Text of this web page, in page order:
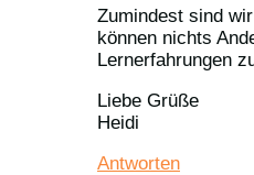
Zumindest sind
können nichts
Lernerfahrungen
Liebe Grüße
Heidi
Antworten